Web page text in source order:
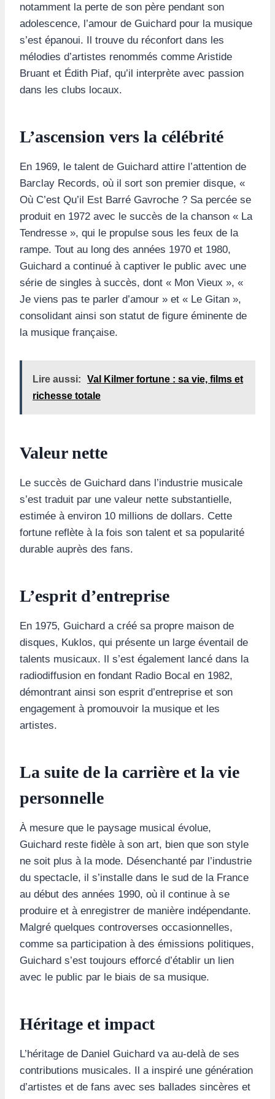
notamment la perte de son père pendant son
adolescence, l’amour de Guichard pour la musique
s’est épanoui. Il trouve du réconfort dans les
mélodies d’artistes renommés comme Aristide
Bruant et Édith Piaf, qu’il interprète avec passion
dans les clubs locaux.
L’ascension vers la célébrité
En 1969, le talent de Guichard attire l’attention de
Barclay Records, où il sort son premier disque, «
Où C’est Qu’il Est Barré Gavroche ? Sa percée se
produit en 1972 avec le succès de la chanson « La
Tendresse », qui le propulse sous les feux de la
rampe. Tout au long des années 1970 et 1980,
Guichard a continué à captiver le public avec une
série de singles à succès, dont « Mon Vieux », «
Je viens pas te parler d’amour » et « Le Gitan »,
consolidant ainsi son statut de figure éminente de
la musique française.
Lire aussi:
Val Kilmer fortune : sa vie, films et
richesse totale
Valeur nette
Le succès de Guichard dans l’industrie musicale
s’est traduit par une valeur nette substantielle,
estimée à environ 10 millions de dollars. Cette
fortune reflète à la fois son talent et sa popularité
durable auprès des fans.
L’esprit d’entreprise
En 1975, Guichard a créé sa propre maison de
disques, Kuklos, qui présente un large éventail de
talents musicaux. Il s’est également lancé dans la
radiodiffusion en fondant Radio Bocal en 1982,
démontrant ainsi son esprit d’entreprise et son
engagement à promouvoir la musique et les
artistes.
La suite de la carrière et la vie
personnelle
À mesure que le paysage musical évolue,
Guichard reste fidèle à son art, bien que son style
ne soit plus à la mode. Désenchanté par l’industrie
du spectacle, il s’installe dans le sud de la France
au début des années 1990, où il continue à se
produire et à enregistrer de manière indépendante.
Malgré quelques controverses occasionnelles,
comme sa participation à des émissions politiques,
Guichard s’est toujours efforcé d’établir un lien
avec le public par le biais de sa musique.
Héritage et impact
L’héritage de Daniel Guichard va au-delà de ses
contributions musicales. Il a inspiré une génération
d’artistes et de fans avec ses ballades sincères et